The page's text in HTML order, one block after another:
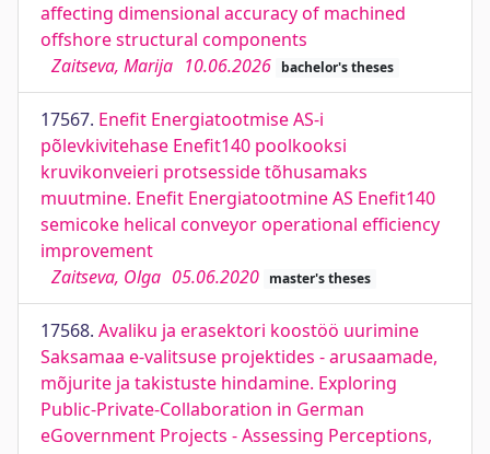
affecting dimensional accuracy of machined
offshore structural components
Zaitseva, Marija 10.06.2026 bachelor's theses
17567. Enefit Energiatootmise AS-i
põlevkivitehase Enefit140 poolkooksi
kruvikonveieri protsesside tõhusamaks
muutmine. Enefit Energiatootmine AS Enefit140
semicoke helical conveyor operational efficiency
improvement
Zaitseva, Olga 05.06.2020 master's theses
17568. Avaliku ja erasektori koostöö uurimine
Saksamaa e-valitsuse projektides - arusaamade,
mõjurite ja takistuste hindamine. Exploring
Public-Private-Collaboration in German
eGovernment Projects - Assessing Perceptions,